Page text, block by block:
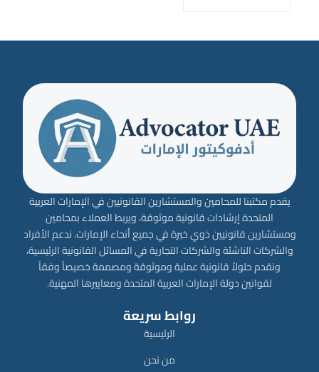
يقدم مكتبنا للمحامين والمستشارين القانونيين في الإمارات العربية
المتحدة إرشادات قانونية موثوقة، ويربط العملاء بمحامين
ومستشارين قانونيين ذوي خبرة في جميع أنحاء الإمارات. ندعم الأفراد
والشركات الناشئة والشركات التجارية في المسائل القانونية الرئيسية،
ونقدم حلولاً قانونية عملية وموثوقة ومصممة خصيصاً وفقاً
لقوانين دولة الإمارات العربية المتحدة ومعاييرها المهنية.
روابط سريعة
الرئيسية
من نحن